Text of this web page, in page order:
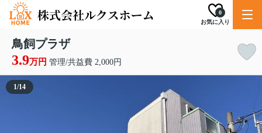
お気に入り
0
鳥飼プラザ
3.9万円 管理/共益費 2,000円
1/14